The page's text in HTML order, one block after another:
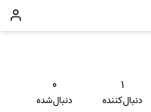
۱
دنبال‌کننده
۰
دنبال‌شده